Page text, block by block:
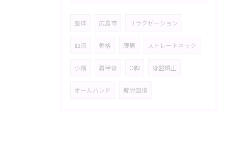
整体 広島市 リラクゼーション
血流 骨格 腰痛 ストレートネック
小顔 肩甲骨 O脚 骨盤矯正
オールハンド 疲労回復